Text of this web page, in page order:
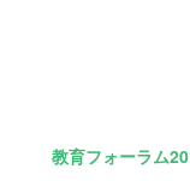
教育フォーラム